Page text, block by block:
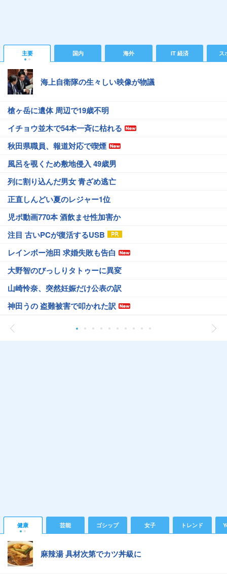
主要 国内 海外 IT 経済 ス
海上自衛隊の生々しい映像が物議
槍ヶ岳に遺体 周辺で19歳不明
イチョウ並木で54本一斉に枯れる
秋田県職員、報道対応で喫煙
風呂を覗くため敷地侵入 49歳男
列に割り込んだ男女 青ざめ逃亡
正直しんどい夏のレジャー1位
児ポ動画770本 酒飲ませ性加害か
注目 古いPCが復活するUSB
レインボー池田 求婚失敗も告白
大野智のびっしりタトゥーに異変
山崎怜奈、突然妊娠だけ公表の訳
神田うの 盗難被害で叩かれた訳
健康 芸能 ゴシップ 女子 トレンド
麻辣湯 具材次第でカツ丼級に